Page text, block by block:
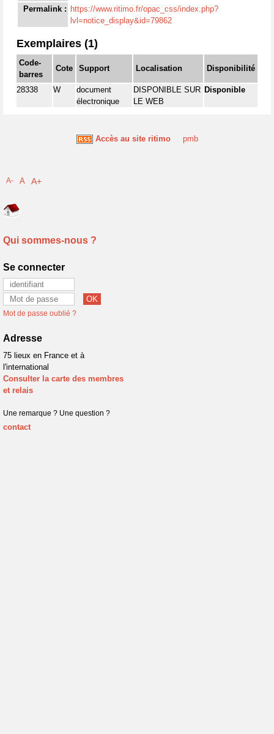
Permalink : https://www.ritimo.fr/opac_css/index.php?
lvl=notice_display&id=79862
Exemplaires (1)
Code-
barres
Cote Support Localisation Disponibilité
28338 W
document
électronique
DISPONIBLE SUR
LE WEB
Disponible
Accès au site ritimo pmb
A- A A+
Qui sommes-nous ?
Se connecter
Mot de passe oublié ?
Adresse
75 lieux en France et à
l'international
Consulter la carte des membres
et relais
Une remarque ? Une question ?
contact